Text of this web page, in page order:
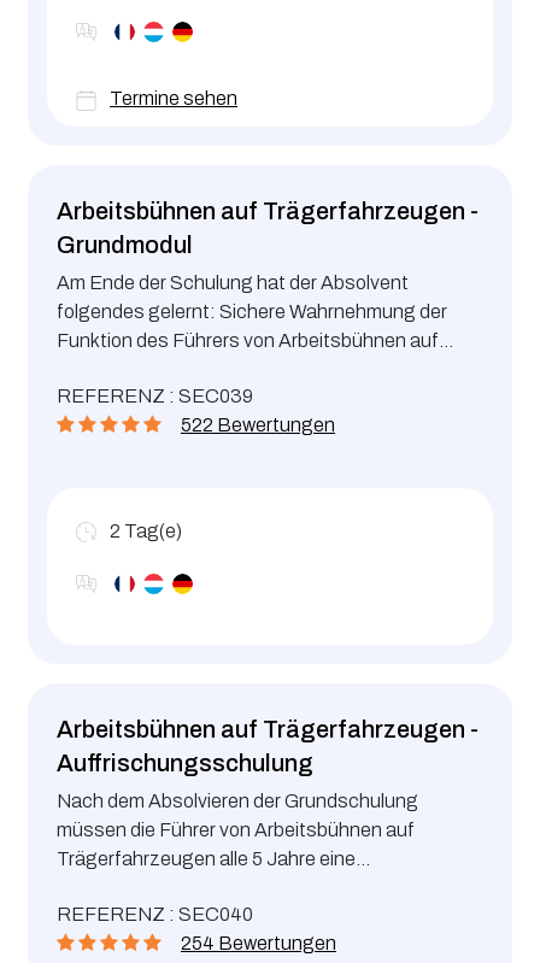
Termine sehen
Arbeitsbühnen auf Trägerfahrzeugen -
Grundmodul
Am Ende der Schulung hat der Absolvent
folgendes gelernt: Sichere Wahrnehmung der
Funktion des Führers von Arbeitsbühnen auf
von Arbeitsbühnen auf Trägerfahrzeugen Risiken
beim Fahren und rechtliche Pflichten
REFERENZ : SEC039
522 Bewertungen
2 Tag(e)
Arbeitsbühnen auf Trägerfahrzeugen -
Auffrischungsschulung
Nach dem Absolvieren der Grundschulung
müssen die Führer von Arbeitsbühnen auf
Trägerfahrzeugen alle 5 Jahre eine
REFERENZ : SEC040
254 Bewertungen